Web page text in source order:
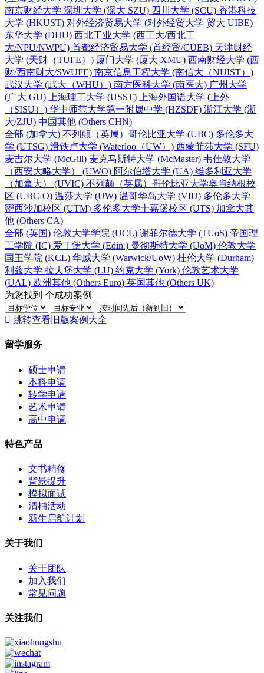
南京财经大学 深圳大学 (深大 SZU) 四川大学 (SCU) 香港科技
大学 (HKUST) 对外经济贸易大学 (对外经贸大学 贸大 UIBE)
东华大学 (DHU) 西北工业大学 (西工大/西北工
大/NPU/NWPU) 首都经济贸易大学 (首经贸/CUEB) 天津财经
大学 (天财（TUFE）) 厦门大学 (厦大 XMU) 西南财经大学 (西
财/西南财大/SWUFE) 南京信息工程大学 (南信大（NUIST）)
武汉大学 (武大（WHU）) 南方医科大学 (南医大) 广州大学
(广大 GU)
上海理工大学 (USST) 上海外国语大学 (上外
（SISU）) 华中师范大学第一附属中学 (HZSDF) 浙江大学 (浙
大/ZJU) 中国其他 (Others CHN)
全部 (加拿大) 不列颠（英属）哥伦比亚大学 (UBC) 多伦多大
学 (UTSG) 滑铁卢大学 (Waterloo（UW）) 西蒙菲莎大学 (SFU)
麦吉尔大学 (McGill) 麦克马斯特大学 (McMaster) 韦仕敦大学
（西安大略大学） (UWO) 阿尔伯塔大学 (UA) 维多利亚大学
（加拿大） (UVIC) 不列颠（英属）哥伦比亚大学奥肯纳根校
区 (UBC-O) 温莎大学 (UW) 温哥华岛大学 (VIU) 多伦多大学
密西沙加校区 (UTM) 多伦多大学士嘉堡校区 (UTS) 加拿大其
他 (Others CA)
全部 (英国) 伦敦大学学院 (UCL) 谢菲尔德大学 (TUoS) 帝国理
工学院 (IC) 爱丁堡大学 (Edin.) 曼彻斯特大学 (UoM) 伦敦大学
国王学院 (KCL) 华威大学 (Warwick/UoW) 杜伦大学 (Durham)
利兹大学 拉夫堡大学 (LU) 约克大学 (York) 伦敦艺术大学
(UAL) 欧洲其他 (Others Euro) 英国其他 (Others UK)
为您找到 个成功案例
 跳转查看旧版案例大全
留学服务
硕士申请
本科申请
转学申请
艺术申请
高中申请
特色产品
文书精修
背景提升
模拟面试
清柚活动
新生启航计划
关于我们
关于团队
加入我们
常见问题
关注我们